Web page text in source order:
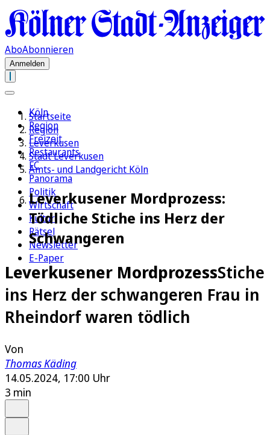
AboAbonnieren
Anmelden
Köln
Region
Freizeit
Restaurants
FC
Panorama
Politik
Wirtschaft
Kultur
Rätsel
Newsletter
E-Paper
Startseite
Region
Leverkusen
Stadt Leverkusen
Amts- und Landgericht Köln
Leverkusener Mordprozess:
Tödliche Stiche ins Herz der
Schwangeren
Leverkusener MordprozessStiche
ins Herz der schwangeren Frau in
Rheindorf waren tödlich
Von
Thomas Käding
14.05.2024, 17:00 Uhr
3 min